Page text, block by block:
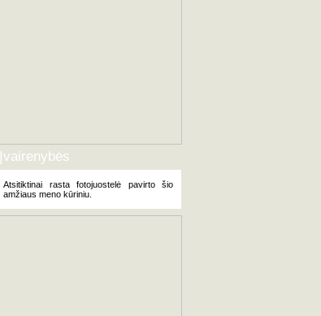
Įvairenybės
Atsitiktinai rasta fotojuostelė pavirto šio
amžiaus meno kūriniu.